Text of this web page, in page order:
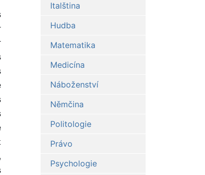
Italština
Hudba
Matematika
Medicína
Náboženství
Němčina
Politologie
Právo
Psychologie